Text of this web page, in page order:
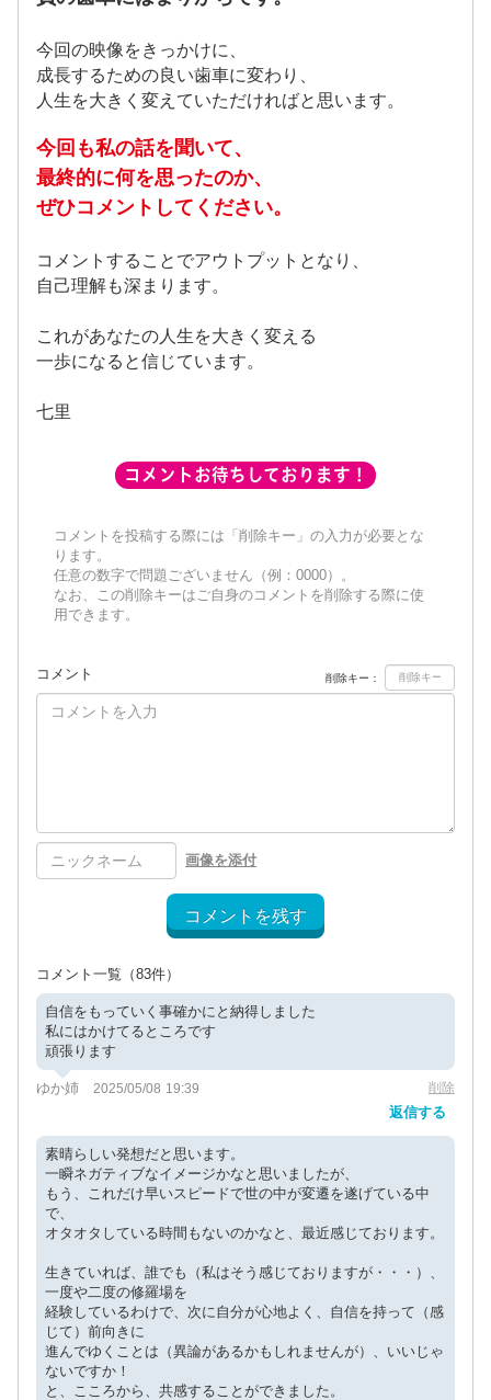
今回の映像をきっかけに、
成長するための良い歯車に変わり、
人生を大きく変えていただければと思います。
今回も私の話を聞いて、
最終的に何を思ったのか、
ぜひコメントしてください。
コメントすることでアウトプットとなり、
自己理解も深まります。
これがあなたの人生を大きく変える
一歩になると信じています。
七里
コメントお待ちしております！
コメントを投稿する際には「削除キー」の入力が必要とな
ります。
任意の数字で問題ございません（例：0000）。
なお、この削除キーはご自身のコメントを削除する際に使
用できます。
コメント 削除キー：
画像を添付
コメントを残す
コメント一覧 （83件）
自信をもっていく事確かにと納得しました
私にはかけてるところです
頑張ります
ゆか姉 2025/05/08 19:39 削除
返信する
素晴らしい発想だと思います。
一瞬ネガティブなイメージかなと思いましたが、
もう、これだけ早いスピードで世の中が変遷を遂げている中
で、
オタオタしている時間もないのかなと、最近感じております。
生きていれば、誰でも（私はそう感じておりますが・・・）、
一度や二度の修羅場を
経験しているわけで、次に自分が心地よく、自信を持って（感
じて）前向きに
進んでゆくことは（異論があるかもしれませんが）、いいじゃ
ないですか！
と、こころから、共感することができました。